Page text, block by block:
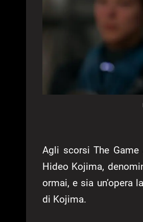
Agli scorsi The
Hideo Kojima,
ormai, e sia un’opera
di Kojima.